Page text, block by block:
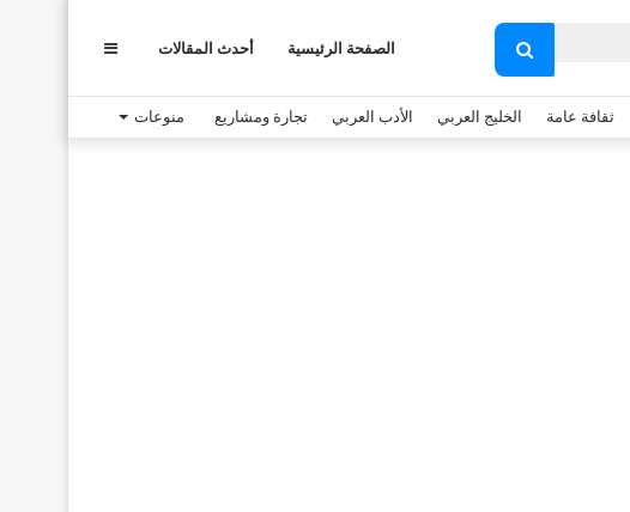
بحث
عن
الصفحة الرئيسية أحدث المقالات عمود
جانبي
ثقافة عامة الخليج العربي الأدب العربي تجارة ومشاريع منوعات